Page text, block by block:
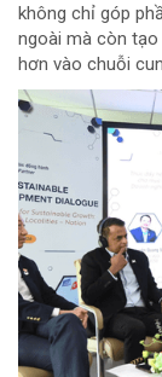
không chỉ góp
ngoài mà còn tạo
hơn vào chuỗi